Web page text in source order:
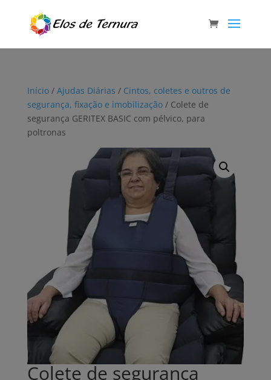
Início/ Ajudas Diárias / Cintos, coletes e outros de
segurança, fixação e imobilização/ Colete de
segurança GERITEX BASIC com pélvico, para
poltronas
Colete de segurança